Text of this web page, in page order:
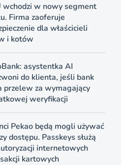
wchodzi w nowy segment
Firma zaoferuje
dla właścicieli
i kotów
asystentka AI
do klienta, jeśli bank
przelew za wymagający
weryfikacji
Pekao będą mogli używać
dostępu. Passkeys służą
internetowych
kartowych